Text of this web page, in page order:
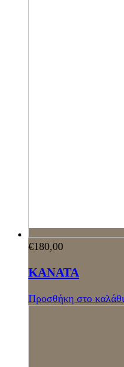
€180,00
ΚΑΝΑΤΑ
Προσθήκη στο καλάθι